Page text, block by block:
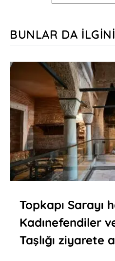
BUNLAR DA
Topkapı Sarayı
Kadınefendiler
Taşlığı ziyarete